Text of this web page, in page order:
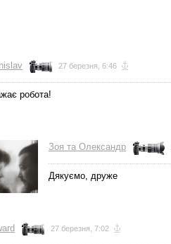
27 березня, 6:46
робота!
Зоя та Олександр
Дякуємо, друже
27 березня, 7:02